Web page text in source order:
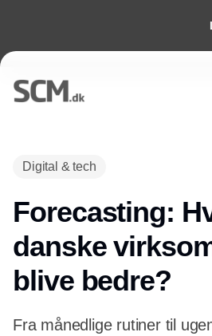
Digital & tech
Forecasting:
danske
blive bedre?
Fra månedlige rutiner til